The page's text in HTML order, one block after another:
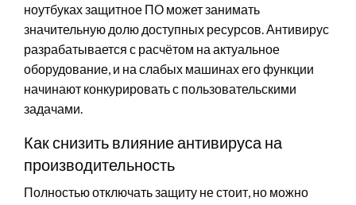
ноутбуках защитное ПО может занимать
значительную долю доступных ресурсов. Антивирус
разрабатывается с расчётом на актуальное
оборудование, и на слабых машинах его функции
начинают конкурировать с пользовательскими
задачами.
Как снизить влияние антивируса на
производительность
Полностью отключать защиту не стоит, но можно